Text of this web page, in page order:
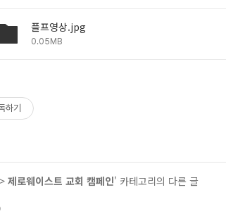
플프영상.jpg
0.05MB
하기
> 제로웨이스트 교회 캠페인' 카테고리의 다른 글